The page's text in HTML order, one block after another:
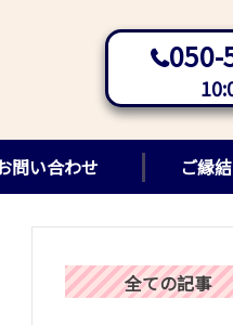
050-
問い合わせ ご縁
全ての記事